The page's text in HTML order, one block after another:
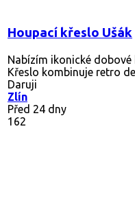
Houpací křeslo Ušák
Nabízím ikonické
Křeslo kombinuje retro
Daruji
Zlín
Před 24 dny
162